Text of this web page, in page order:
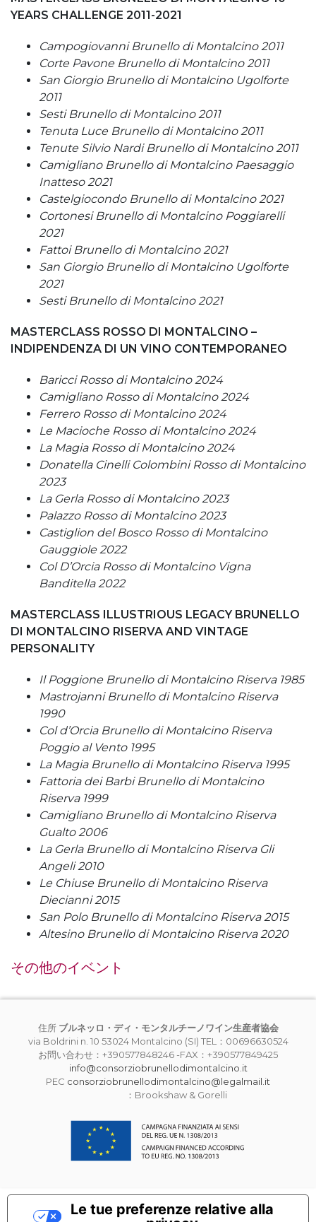
YEARS CHALLENGE 2011-2021
Campogiovanni Brunello di Montalcino 2011
Corte Pavone Brunello di Montalcino 2011
San Giorgio Brunello di Montalcino Ugolforte
2011
Sesti Brunello di Montalcino 2011
Tenuta Luce Brunello di Montalcino 2011
Tenute Silvio Nardi Brunello di Montalcino 2011
Camigliano Brunello di Montalcino Paesaggio
Inatteso 2021
Castelgiocondo Brunello di Montalcino 2021
Cortonesi Brunello di Montalcino Poggiarelli
2021
Fattoi Brunello di Montalcino 2021
San Giorgio Brunello di Montalcino Ugolforte
2021
Sesti Brunello di Montalcino 2021
MASTERCLASS ROSSO DI MONTALCINO –
INDIPENDENZA DI UN VINO CONTEMPORANEO
Baricci Rosso di Montalcino 2024
Camigliano Rosso di Montalcino 2024
Ferrero Rosso di Montalcino 2024
Le Macioche Rosso di Montalcino 2024
La Magia Rosso di Montalcino 2024
Donatella Cinelli Colombini Rosso di Montalcino
2023
La Gerla Rosso di Montalcino 2023
Palazzo Rosso di Montalcino 2023
Castiglion del Bosco Rosso di Montalcino
Gauggiole 2022
Col D’Orcia Rosso di Montalcino Vigna
Banditella 2022
MASTERCLASS ILLUSTRIOUS LEGACY BRUNELLO
DI MONTALCINO RISERVA AND VINTAGE
PERSONALITY
Il Poggione Brunello di Montalcino Riserva 1985
Mastrojanni Brunello di Montalcino Riserva
1990
Col d’Orcia Brunello di Montalcino Riserva
Poggio al Vento 1995
La Magia Brunello di Montalcino Riserva 1995
Fattoria dei Barbi Brunello di Montalcino
Riserva 1999
Camigliano Brunello di Montalcino Riserva
Gualto 2006
La Gerla Brunello di Montalcino Riserva Gli
Angeli 2010
Le Chiuse Brunello di Montalcino Riserva
Diecianni 2015
San Polo Brunello di Montalcino Riserva 2015
Altesino Brunello di Montalcino Riserva 2020
その他のイベント
住所 ブルネッロ・ディ・モンタルチーノワイン生産者協会
via Boldrini n. 10 53024 Montalcino (SI) TEL：00696630524
お問い合わせ：+390577848246 -FAX：+390577849425
info@consorziobrunellodimontalcino.it
PEC consorziobrunellodimontalcino@legalmail.it
：Brookshaw & Gorelli
Le tue preferenze relative alla